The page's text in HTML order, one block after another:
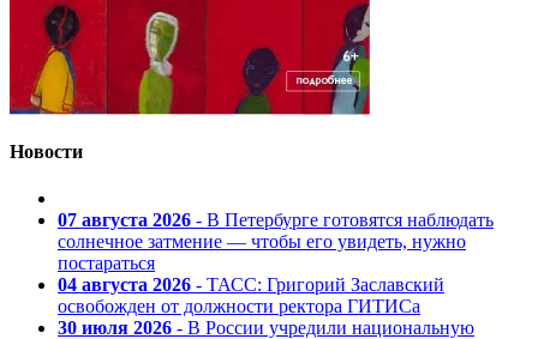
Новости
07 августа 2026 - В Петербурге готовятся наблюдать
солнечное затмение — чтобы его увидеть, нужно
постараться
04 августа 2026 - ТАСС: Григорий Заславский
освобожден от должности ректора ГИТИСа
30 июля 2026 - В России учредили национальную